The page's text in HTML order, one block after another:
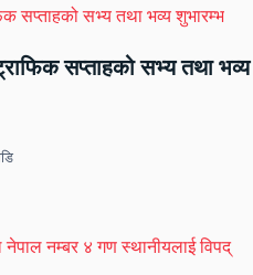
सप्ताहको सभ्य तथा भव्य